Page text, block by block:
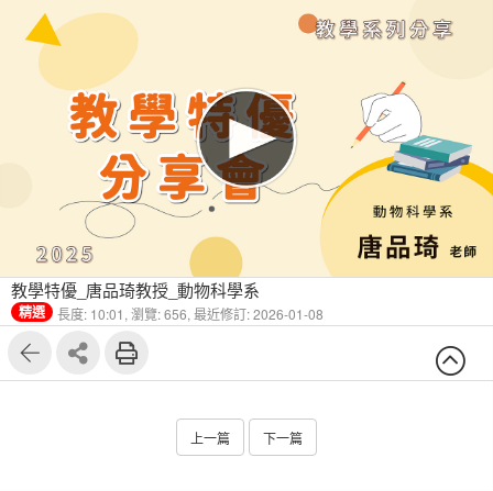
教學特優_唐品琦教授_動物科學系
精選 長度: 10:01, 瀏覽: 656, 最近修訂: 2026-01-08
上一篇 下一篇